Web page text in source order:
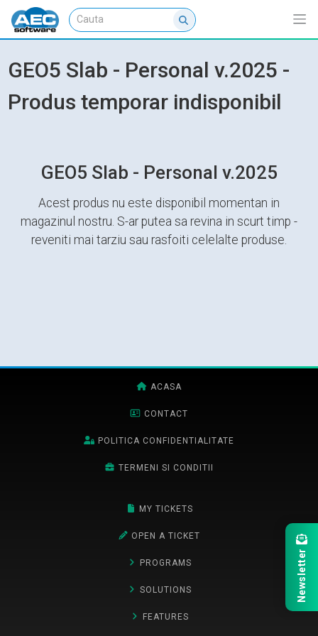
GEO5 Slab - Personal v.2025 -
Produs temporar indisponibil
GEO5 Slab - Personal v.2025
Acest produs nu este disponibil momentan in
magazinul nostru. S-ar putea sa revina in scurt timp -
reveniti mai tarziu sau rasfoiti celelalte produse.
ACASA
CONTACT
POLITICA CONFIDENTIALITATE
TERMENI SI CONDITII
MY TICKETS
OPEN A TICKET
PROGRAMS
SOLUTIONS
FEATURES
Newsletter